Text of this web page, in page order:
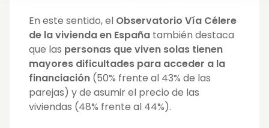
En este sentido, el Observatorio Vía Célere
de la vivienda en España también destaca
que las personas queviven solas tienen
mayores dificultades para acceder a la
financiación (50% frente al 43% de las
parejas) y de asumir el precio de las
viviendas (48% frente al 44%).